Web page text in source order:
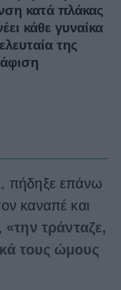
κατά πλάκας
κάθε γυναίκα
της
πήδηξε επάνω
καναπέ και
«την τράνταζε,
τους ώμους